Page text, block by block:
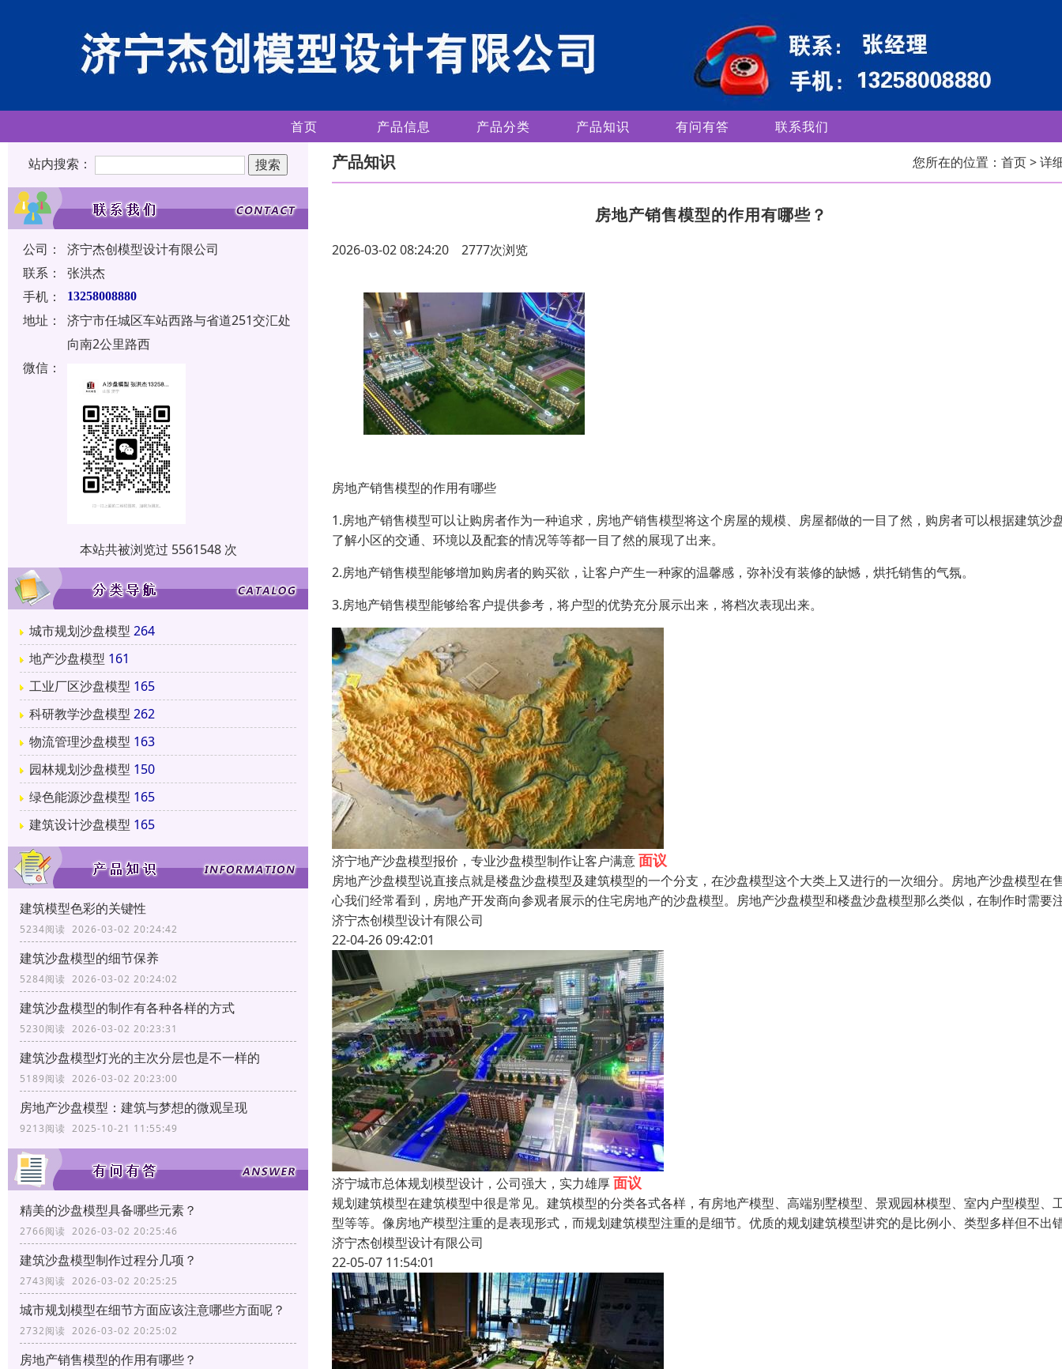
首页 产品信息 产品分类 产品知识 有问有答 联系我们
站内搜索：
公司：
济宁杰创模型设计有限公司
联系：
张洪杰
手机：
13258008880
地址：
济宁市任城区车站西路与省道251交汇处
向南2公里路西
微信：
本站共被浏览过 5561548 次
城市规划沙盘模型 264
地产沙盘模型 161
工业厂区沙盘模型 165
科研教学沙盘模型 262
物流管理沙盘模型 163
园林规划沙盘模型 150
绿色能源沙盘模型 165
建筑设计沙盘模型 165
建筑模型色彩的关键性
5234阅读 2026-03-02 20:24:42
建筑沙盘模型的细节保养
5284阅读 2026-03-02 20:24:02
建筑沙盘模型的制作有各种各样的方式
5230阅读 2026-03-02 20:23:31
建筑沙盘模型灯光的主次分层也是不一样的
5189阅读 2026-03-02 20:23:00
房地产沙盘模型：建筑与梦想的微观呈现
9213阅读 2025-10-21 11:55:49
精美的沙盘模型具备哪些元素？
2766阅读 2026-03-02 20:25:46
建筑沙盘模型制作过程分几项？
2743阅读 2026-03-02 20:25:25
城市规划模型在细节方面应该注意哪些方面呢？
2732阅读 2026-03-02 20:25:02
房地产销售模型的作用有哪些？
产品知识 您所在的位置： 首页> 详
房地产销售模型的作用有哪些？
2026-03-02 08:24:20 2777次浏览
房地产销售模型的作用有哪些
1.房地产销售模型可以让购房者作为一种追求，房地产销售模型将这个房屋的规模、房屋都做的一目了然，购房者可以根据建筑沙
了解小区的交通、环境以及配套的情况等等都一目了然的展现了出来。
2.房地产销售模型能够增加购房者的购买欲，让客户产生一种家的温馨感，弥补没有装修的缺憾，烘托销售的气氛。
3.房地产销售模型能够给客户提供参考，将户型的优势充分展示出来，将档次表现出来。
济宁地产沙盘模型报价，专业沙盘模型制作让客户满意面议
房地产沙盘模型说直接点就是楼盘沙盘模型及建筑模型的一个分支，在沙盘模型这个大类上又进行的一次细分。房地产沙盘模型在
心我们经常看到，房地产开发商向参观者展示的住宅房地产的沙盘模型。房地产沙盘模型和楼盘沙盘模型那么类似，在制作时需要
济宁杰创模型设计有限公司
22-04-26 09:42:01
济宁城市总体规划模型设计，公司强大，实力雄厚面议
规划建筑模型在建筑模型中很是常见。建筑模型的分类各式各样，有房地产模型、高端别墅模型、景观园林模型、室内户型模型、
型等等。像房地产模型注重的是表现形式，而规划建筑模型注重的是细节。优质的规划建筑模型讲究的是比例小、类型多样但不出
济宁杰创模型设计有限公司
22-05-07 11:54:01